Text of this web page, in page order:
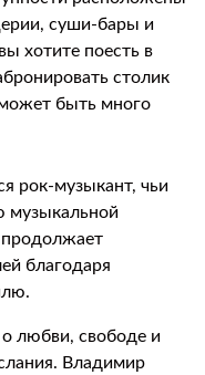
суши-бары и
хотите поесть в
столик
может быть много
рок-музыкант, чьи
музыкальной
продолжает
благодаря
о любви, свободе и
Владимир